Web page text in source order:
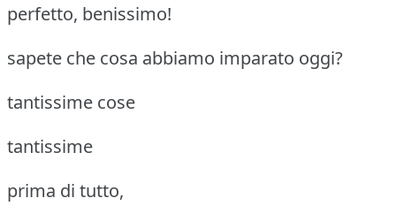
perfetto, benissimo!
sapete che cosa abbiamo imparato oggi?
tantissime cose
tantissime
prima di tutto,